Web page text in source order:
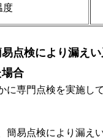
度
点検により漏え
合
専門点検を実施して
簡易点検により漏え